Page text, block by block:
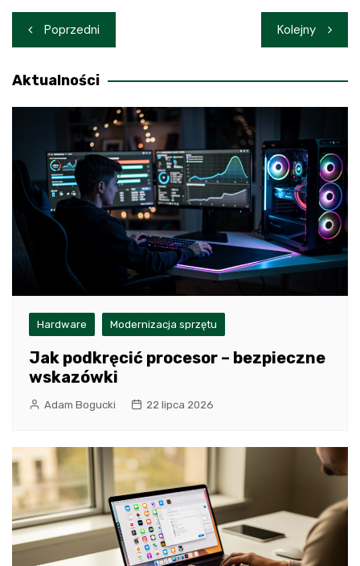
Nawigacja
wpisu
Poprzedni Kolejny
Aktualności
Hardware Modernizacja sprzętu
Jak podkręcić procesor – bezpieczne
wskazówki
Adam Bogucki 22 lipca 2026